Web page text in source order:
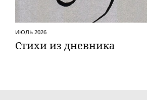
ИЮЛЬ 2026
Стихи из дневника